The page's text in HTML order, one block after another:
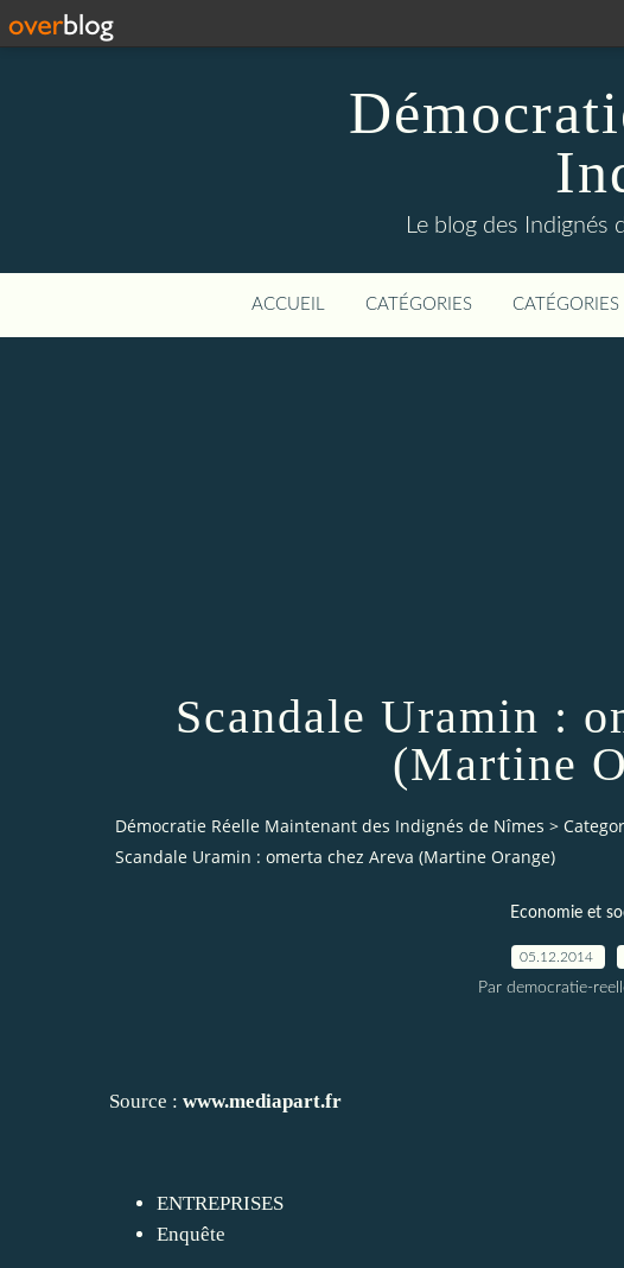
Le blog des Indignés
ACCUEIL CATÉGORIES CATÉGORIES
Scandale Uramin :
(Martine
Démocratie Réelle Maintenant des Indignés de Nîmes >
Scandale Uramin : omerta chez Areva (Martine Orange)
Economie et
05.12.2014
Par democratie-
Source : www.mediapart.fr
ENTREPRISES
Enquête